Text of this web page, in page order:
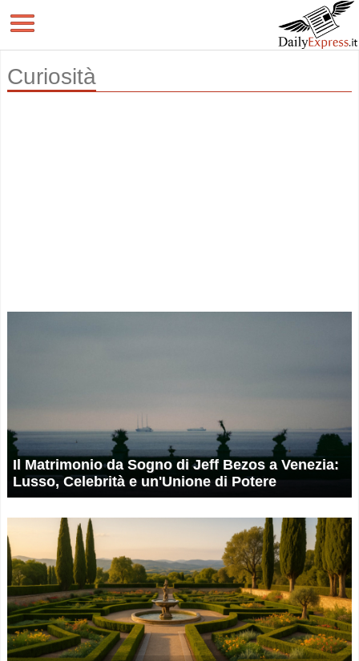
Curiosità
Il Matrimonio da Sogno di Jeff Bezos a Venezia:
Lusso, Celebrità e un'Unione di Potere